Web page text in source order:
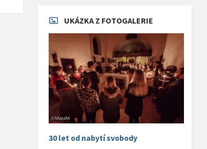
UKÁZKA Z FOTOGALERIE
30 let od nabytí svobody